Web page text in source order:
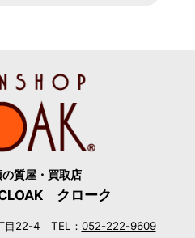
質屋・買取店
クローク
目22-4 TEL： 052-222-9609